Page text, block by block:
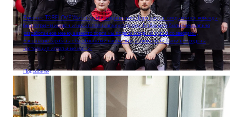
Вместе с TOBELOVE Weddings мы создали атмосферу цирка: каждый член команды
был загриммирован и носил специальную форму. На банкете было специально
разработанное меню, а вместо торта мы подали сладкий купол со звездами,
маленькие барабаны с барабанными палочками, а в коктейли были вмородены
настоящие игральные кости.
Подробнее